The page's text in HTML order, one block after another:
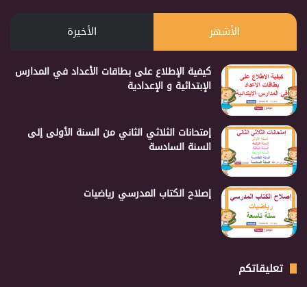
الأشهر الأخيرة
كيفية الإطلاع على بطاقات الأعداد في المدارس
الإبتدائية و الإعدادية
إمتحانات الثلاثي الثاني من السنة الأولى إلى
السنة السادسة
إصلاح الكتاب المدرسي رياضيات
تعليقاتكم